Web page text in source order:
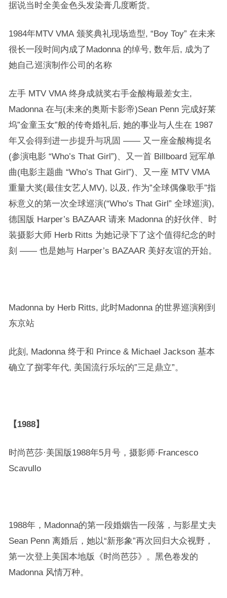
据说当时全美金色头发染膏几度断货。
1984年MTV VMA 颁奖典礼现场造型, “Boy Toy” 在未来
很长一段时间内成了Madonna 的绰号, 数年后, 成为了
她自己巡演制作公司的名称
左手 MTV VMA 终身成就奖右手金酸梅最差女主,
Madonna 在与(未来的奥斯卡影帝)Sean Penn 完成好莱
坞”金童玉女”般的传奇婚礼后, 她的事业与人生在 1987
年又会得到进一步提升与巩固 —— 又一座金酸梅提名
(参演电影 “Who’s That Girl”)、又一首 Billboard 冠军单
曲(电影主题曲 “Who’s That Girl”)、又一座 MTV VMA
重量大奖(最佳女艺人MV), 以及, 作为”全球偶像歌手”指
标意义的第一次全球巡演(“Who’s That Girl” 全球巡演),
德国版 Harper’s BAZAAR 请来 Madonna 的好伙伴、时
装摄影大师 Herb Ritts 为她记录下了这个值得纪念的时
刻 —— 也是她与 Harper’s BAZAAR 美好友谊的开始。
Madonna by Herb Ritts, 此时Madonna 的世界巡演刚到
东京站
此刻, Madonna 终于和 Prince & Michael Jackson 基本
确立了捌零年代, 美国流行乐坛的”三足鼎立”。
【1988】
时尚芭莎·美国版1988年5月号，摄影师·Francesco
Scavullo
1988年，Madonna的第一段婚姻告一段落，与影星丈夫
Sean Penn 离婚后，她以“新形象”再次回归大众视野，
第一次登上美国本地版《时尚芭莎》。黑色卷发的
Madonna 风情万种。